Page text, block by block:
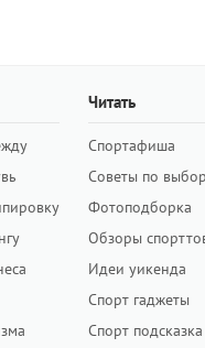
Читать
Спортафиша
Советы по
Фотоподборка
Обзоры
Идеи уикенда
Спорт гаджеты
Спорт подсказка